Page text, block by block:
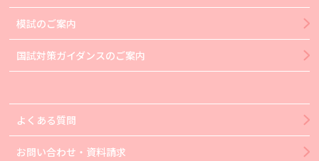
模試のご案内
国試対策ガイダンスのご案内
よくある質問
お問い合わせ・資料請求